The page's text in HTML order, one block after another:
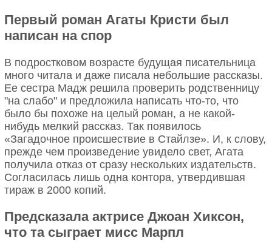
Первый роман Агаты Кристи был
написан на спор
В подростковом возрасте будущая писательница
много читала и даже писала небольшие рассказы.
Ее сестра Мадж решила проверить родственницу
"на слабо" и предложила написать что-то, что
было бы похоже на целый роман, а не какой-
нибудь мелкий рассказ. Так появилось
«Загадочное происшествие в Стайлзе». И, к слову,
прежде чем произведение увидело свет, Агата
получила отказ от сразу нескольких издательств.
Согласилась лишь одна контора, утвердившая
тираж в 2000 копий.
Предсказала актрисе Джоан Хиксон,
что та сыграет мисс Марпл